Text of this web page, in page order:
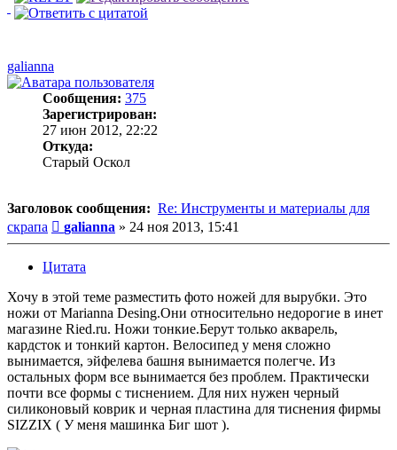
galianna
Сообщения: 375
Зарегистрирован:
27 июн 2012, 22:22
Откуда:
Старый Оскол
Заголовок сообщения: Re: Инструменты и материалы для
скрапа
Сообщение
galianna » 24 ноя 2013, 15:41
Цитата
Хочу в этой теме разместить фото ножей для вырубки. Это
ножи от Marianna Desing.Они относительно недорогие в инет
магазине Ried.ru. Ножи тонкие.Берут только акварель,
кардсток и тонкий картон. Велосипед у меня сложно
вынимается, эйфелева башня вынимается полегче. Из
остальных форм все вынимается без проблем. Практически
почти все формы с тиснением. Для них нужен черный
силиконовый коврик и черная пластина для тиснения фирмы
SIZZIX ( У меня машинка Биг шот ).